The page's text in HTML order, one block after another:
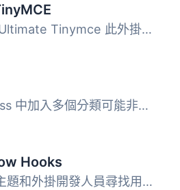
注意：終止 Ultimate Tinymce 此外掛在 WordPress 3.9 及以上...
在 WordPress 中加入多個分類可能非常麻煩。如果你想要為世界...
Hooks
迄今為止，主題和外掛開發人員尋找用於 add_action() 和 add_...